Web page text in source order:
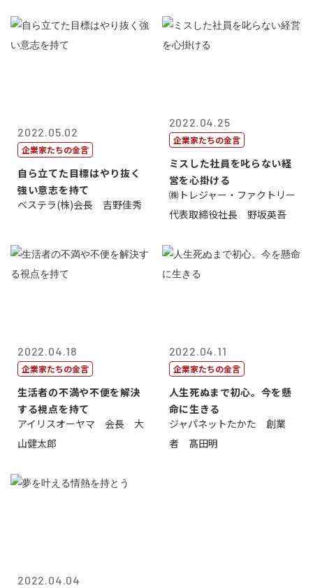
2022.05.02
企業家たちの金言
自ら立てた目標はやり抜く
強い意志を持て
ベステラ(株)会長 吉野佳秀
2022.04.25
企業家たちの金言
ミスした社員を叱らない経
営を心掛ける
㈱トレジャー・ファクトリー
代表取締役社長 野坂英吾
2022.04.18
企業家たちの金言
生活者の不満や不便を解決
する視点を持て
アイリスオーヤマ 会長 大
山健太郎
2022.04.11
企業家たちの金言
人生死ぬまで初心。今を懸
命に生きる
ジャパネットたかた 創業
者 髙田明
2022.04.04